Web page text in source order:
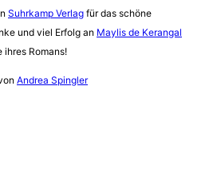
Suhrkamp Verlag für das schöne
und viel Erfolg an Maylis de Kerangal
ihres Romans!
Andrea Spingler